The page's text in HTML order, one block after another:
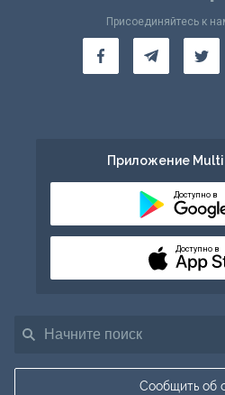
Сообщить об
Присоединяйтесь к
Приложение
Доступно в
Доступно в